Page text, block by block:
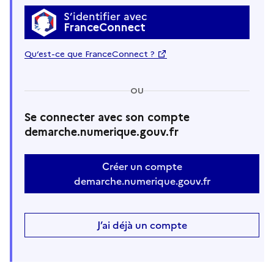
S’identifier avec
FranceConnect
Qu’est-ce que FranceConnect ?
OU
Se connecter avec son compte
demarche.numerique.gouv.fr
Créer un compte
demarche.numerique.gouv.fr
J’ai déjà un compte